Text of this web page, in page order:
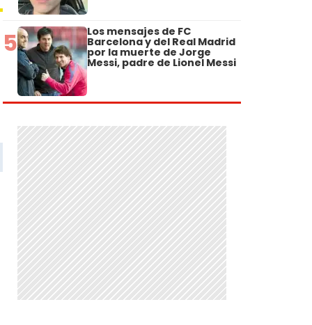
5 Los mensajes de FC
Barcelona y del Real Madrid
por la muerte de Jorge
Messi, padre de Lionel Messi